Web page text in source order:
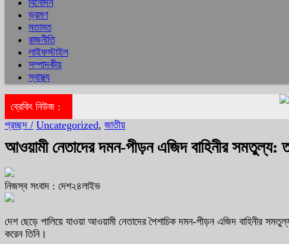
বিনোদন
ভ্রমণ
মতামত
রাজনীতি
লাইফস্টাইল
সম্পাদকীয়
স্বাস্থ্য
ব্রেকিং নিউজ :
প্রচ্ছদ / Uncategorized, জাতীয়
আওয়ামী নেতাদের দমন-পীড়ন এজিদ বাহিনীর সমতুল্য:
নিজস্ব সংবাদ : দেশ২৪লাইভ
দেশ ছেড়ে পালিয়ে যাওয়া আওয়ামী নেতাদের পৈশাচিক দমন-পীড়ন এজিদ বাহিনীর
করেন তিনি।